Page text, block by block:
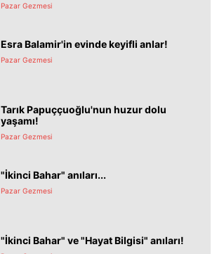
Pazar Gezmesi
Esra Balamir'in evinde keyifli anlar!
Pazar Gezmesi
Tarık Papuççuoğlu'nun huzur dolu
yaşamı!
Pazar Gezmesi
"İkinci Bahar" anıları...
Pazar Gezmesi
"İkinci Bahar" ve "Hayat Bilgisi" anıları!